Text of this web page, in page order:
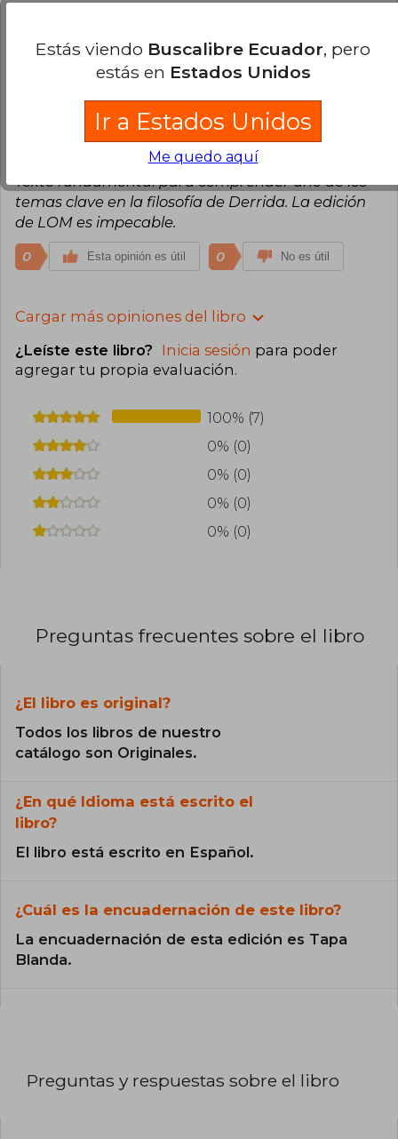
Esta opinión es útil 0 No es útil
Francisco Pardo
Jueves 23 de
Diciembre, 2021
Compra Verificada
Texto fundamental para comprender uno de los
temas clave en la filosofía de Derrida. La edición
de LOM es impecable.
0 Esta opinión es útil 0 No es útil
Cargar más opiniones del libro
¿Leíste este libro? Inicia sesión para poder
agregar tu propia evaluación.
100% (7)
0% (0)
0% (0)
0% (0)
0% (0)
Preguntas frecuentes sobre el libro
¿El libro es original?
Todos los libros de nuestro
catálogo son Originales.
¿En qué Idioma está escrito el
libro?
El libro está escrito en Español.
¿Cuál es la encuadernación de este libro?
La encuadernación de esta edición es Tapa
Blanda.
Preguntas y respuestas sobre el libro
Estás viendo Buscalibre Ecuador, pero
estás en Estados Unidos
Ir a Estados Unidos
Me quedo aquí